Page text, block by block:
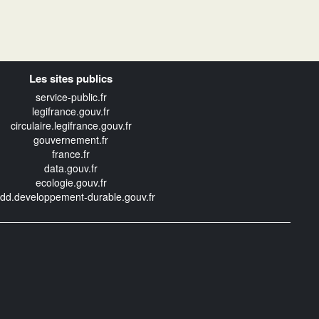
Les sites publics
service-public.fr
legifrance.gouv.fr
circulaire.legifrance.gouv.fr
gouvernement.fr
france.fr
data.gouv.fr
ecologie.gouv.fr
durable.gouv.fr